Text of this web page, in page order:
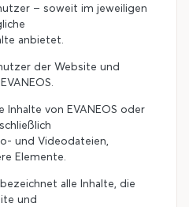
– soweit im jeweiligen
anbietet.
der Website und
Inhalte von EVANEOS oder
und Videodateien,
Elemente.
alle Inhalte, die
und